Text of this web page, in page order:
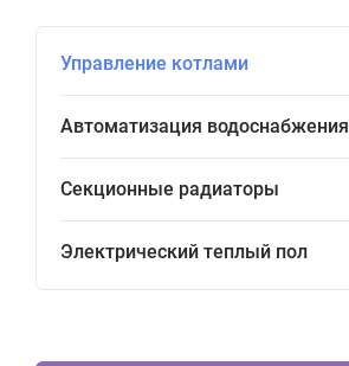
Управление котлами
Автоматизация водоснабжения
Секционные радиаторы
Электрический теплый пол